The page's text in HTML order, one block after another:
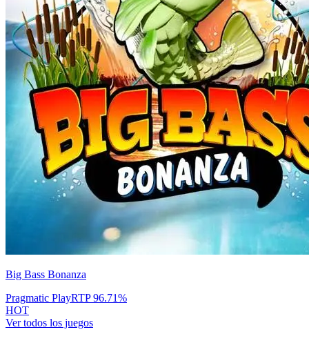
Big Bass Bonanza
Pragmatic PlayRTP96.71%
HOT
Ver todos los juegos